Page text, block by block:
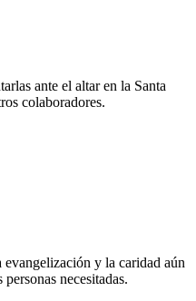
ante el altar en la Santa
colaboradores.
y la caridad aún
necesitadas.